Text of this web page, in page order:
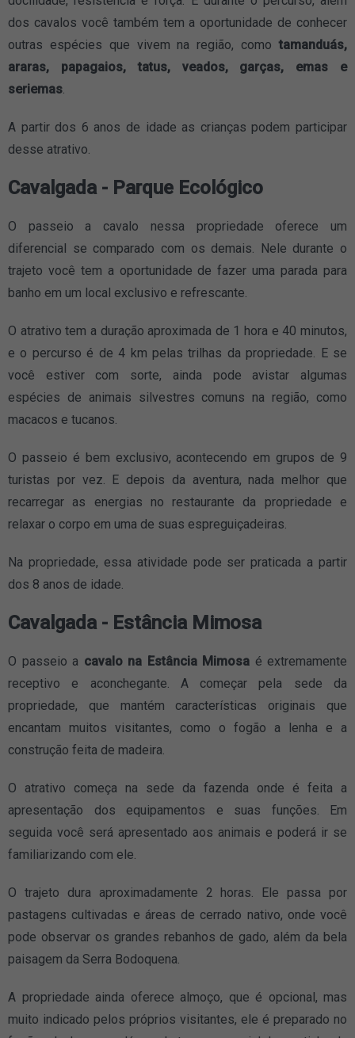
dos cavalos você também tem a oportunidade de conhecer
outras espécies que vivem na região, como tamanduás,
araras, papagaios, tatus, veados, garças, emas e
seriemas
A partir dos 6 anos de idade as crianças podem participar
desse atrativo.
Cavalgada - Parque Ecológico
O passeio a cavalo nessa propriedade oferece um
diferencial se comparado com os demais. Nele durante o
trajeto você tem a oportunidade de fazer uma parada para
banho em um local exclusivo e refrescante.
O atrativo tem a duração aproximada de 1 hora e 40 minutos,
e o percurso é de 4 km pelas trilhas da propriedade. E se
você estiver com sorte, ainda pode avistar algumas
espécies de animais silvestres comuns na região, como
macacos e tucanos.
O passeio é bem exclusivo, acontecendo em grupos de 9
turistas por vez. E depois da aventura, nada melhor que
recarregar as energias no restaurante da propriedade e
relaxar o corpo em uma de suas espreguiçadeiras.
Na propriedade, essa atividade pode ser praticada a partir
dos 8 anos de idade.
Cavalgada - Estância Mimosa
O passeio a cavalo na Estância Mimosa é extremamente
receptivo e aconchegante. A começar pela sede da
propriedade, que mantém características originais que
encantam muitos visitantes, como o fogão a lenha e a
construção feita de madeira.
O atrativo começa na sede da fazenda onde é feita a
apresentação dos equipamentos e suas funções. Em
seguida você será apresentado aos animais e poderá ir se
familiarizando com ele.
O trajeto dura aproximadamente 2 horas. Ele passa por
pastagens cultivadas e áreas de cerrado nativo, onde você
pode observar os grandes rebanhos de gado, além da bela
paisagem da Serra Bodoquena.
A propriedade ainda oferece almoço, que é opcional, mas
muito indicado pelos próprios visitantes, ele é preparado no